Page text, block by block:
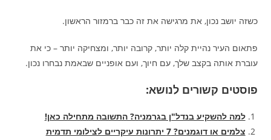
כשזה יושב נכון, את מרגישה את זה כבר ברמזור הראשון.
פתאום העיר נהיית קלה יותר, קרובה יותר, ומצחיקה יותר – כי את
עוברת אותה בקצב שלך, עם חיוך, ועם אופניים שבאמת נבחרו נכון.
פוסטים קשורים לנושא:
למה להשקיע בנדל"ן בגרמניה? התשובה מתחילה כאן!
צלמים או דוגמנים? 7 יתרונות עיקריים לצילומי תדמית